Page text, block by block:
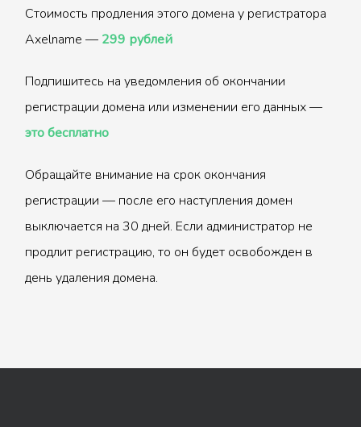
Стоимость продления этого домена у регистратора
Axelname — 299 рублей
Подпишитесь на уведомления об окончании
регистрации домена или изменении его данных —
это бесплатно
Обращайте внимание на срок окончания
регистрации — после его наступления домен
выключается на 30 дней. Если администратор не
продлит регистрацию, то он будет освобожден в
день удаления домена.